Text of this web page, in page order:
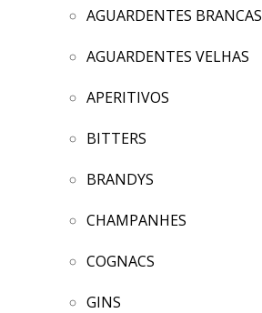
AGUARDENTES BRANCAS
AGUARDENTES VELHAS
APERITIVOS
BITTERS
BRANDYS
CHAMPANHES
COGNACS
GINS